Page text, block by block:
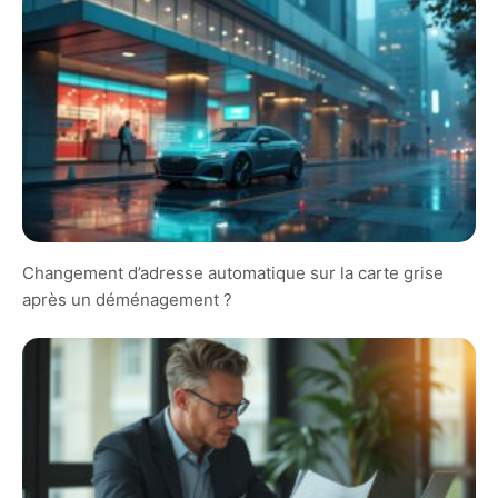
Changement d’adresse automatique sur la carte grise
après un déménagement ?